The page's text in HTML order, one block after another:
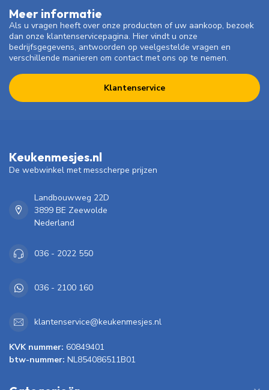
Meer informatie
Als u vragen heeft over onze producten of uw aankoop, bezoek
dan onze klantenservicepagina. Hier vindt u onze
bedrijfsgegevens, antwoorden op veelgestelde vragen en
verschillende manieren om contact met ons op te nemen.
Klantenservice
Keukenmesjes.nl
De webwinkel met messcherpe prijzen
Landbouwweg 22D
3899 BE Zeewolde
Nederland
036 - 2022 550
036 - 2100 160
klantenservice@keukenmesjes.nl
KVK nummer: 60849401
btw-nummer: NL854086511B01